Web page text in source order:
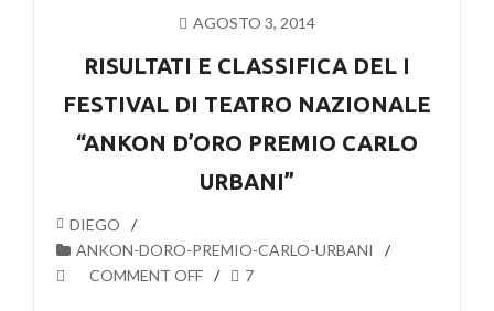
AGOSTO 3, 2014
RISULTATI E CLASSIFICA DEL I
FESTIVAL DI TEATRO NAZIONALE
“ANKON D’ORO PREMIO CARLO
URBANI”
DIEGO
ANKON-DORO-PREMIO-CARLO-URBANI
COMMENT OFF
7